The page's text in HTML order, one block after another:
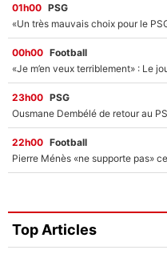
01h00 PSG
00h00 Football
23h00 PSG
22h00 Football
Top Articles